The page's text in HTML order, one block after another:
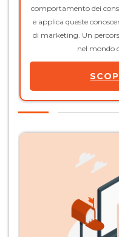
comportamento dei
e applica queste
di marketing. Un
nel mondo